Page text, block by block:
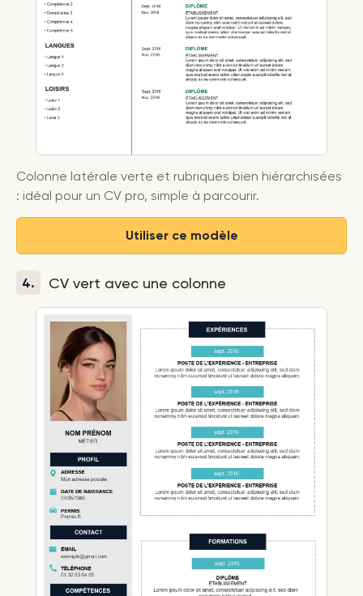
Colonne latérale verte et rubriques bien hiérarchisées
: idéal pour un CV pro, simple à parcourir.
Utiliser ce modèle
4. CV vert avec une colonne